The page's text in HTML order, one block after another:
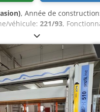
, Année de
véhicule: 221/93,
, Puissance nominale :
: 6 bar Longueur
Largeur totale de la
Tzwdj Akajha Longueur
Largeur de pressage : 1 000
: 1 000 mm Pression de
électrique de la
Pédale pour le pressage